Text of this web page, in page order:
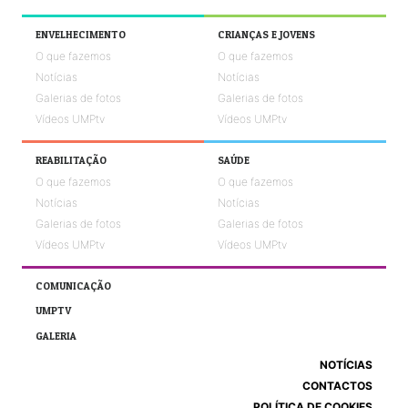
ENVELHECIMENTO
O que fazemos
Notícias
Galerias de fotos
Vídeos UMPtv
CRIANÇAS E JOVENS
O que fazemos
Notícias
Galerias de fotos
Vídeos UMPtv
REABILITAÇÃO
O que fazemos
Notícias
Galerias de fotos
Vídeos UMPtv
SAÚDE
O que fazemos
Notícias
Galerias de fotos
Vídeos UMPtv
COMUNICAÇÃO
UMPTV
GALERIA
NOTÍCIAS
CONTACTOS